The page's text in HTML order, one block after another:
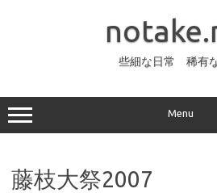
ッ
プ
些細な日常 稀有
Menu
藤枝大祭2007